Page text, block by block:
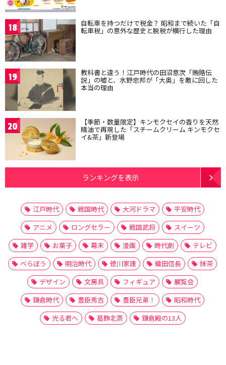
18 自転車を持つだけで税金？ 昭和まで続いた「自
転車税」の意外な歴史と脱税が横行した理由
19 教科書と違う！江戸時代の田沼意次「賄賂伝
説」の嘘と、水野忠邦が「大奥」を敵に回した
本当の理由
20 【季節・数量限定】キンモクセイの香りを天然
精油で再現した「スチームクリーム キンモクセ
イ&茶」新登場
ランキングを表示
江戸時代 戦国時代 大河ドラマ
平安時代
アニメ
ロングセラー 戦国武将
スイーツ
雑学
お菓子 幕末 漫画 時代劇
テレビ
べらぼう
明治時代 徳川家康 織田信長
抹茶
デザイン
文房具 フィギュア
展覧会
鎌倉時代
豊臣秀吉 豊臣兄弟！
昭和時代
光る君へ
葛飾北斎 鎌倉殿の13人